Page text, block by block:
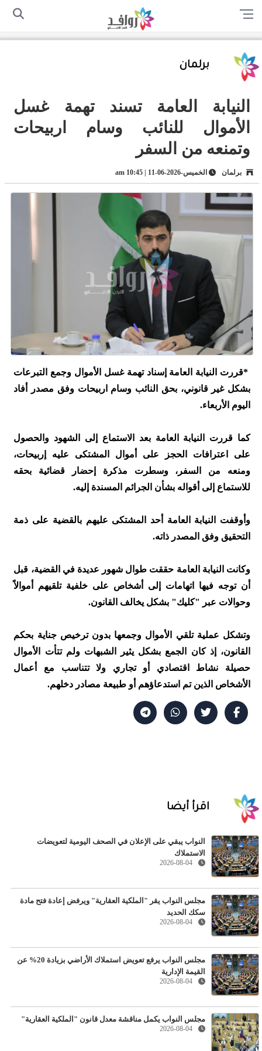
الرئيسية سياسة الخصوصية
برلمان
النيابة العامة تسند تهمة غسل
الأموال للنائب وسام اربيحات
وتمنعه من السفر
برلمان الخميس-2026-06-11 | 10:45 am
*قررت النيابة العامة إسناد تهمة غسل الأموال وجمع التبرعات
بشكل غير قانوني، بحق النائب وسام اربيحات وفق مصدر أفاد
اليوم الأربعاء.
كما قررت النيابة العامة بعد الاستماع إلى الشهود والحصول
على اعترافات الحجز على أموال المشتكى عليه إربيحات،
ومنعه من السفر، وسطرت مذكرة إحضار قضائية بحقه
للاستماع إلى أقواله بشأن الجرائم المسندة إليه.
وأوقفت النيابة العامة أحد المشتكى عليهم بالقضية على ذمة
التحقيق وفق المصدر ذاته.
وكانت النيابة العامة حققت طوال شهور عديدة في القضية، قبل
أن توجه فيها اتهامات إلى أشخاص على خلفية تلقيهم أموالاً
وحوالات عبر "كليك" بشكل يخالف القانون.
وتشكل عملية تلقي الأموال وجمعها بدون ترخيص جناية بحكم
القانون، إذ كان الجمع بشكل يثير الشبهات ولم تتأت الأموال
حصيلة نشاط اقتصادي أو تجاري ولا تتناسب مع أعمال
الأشخاص الذين تم استدعاؤهم أو طبيعة مصادر دخلهم.
اقرأ أيضا
النواب يبقي على الإعلان في الصحف اليومية لتعويضات
الاستملاك
2026-08-04
مجلس النواب يقر "الملكية العقارية" ويرفض إعادة فتح مادة
سكك الحديد
2026-08-04
مجلس النواب يرفع تعويض استملاك الأراضي بزيادة 20% عن
القيمة الإدارية
2026-08-04
مجلس النواب يكمل مناقشة معدل قانون "الملكية العقارية"
2026-08-04